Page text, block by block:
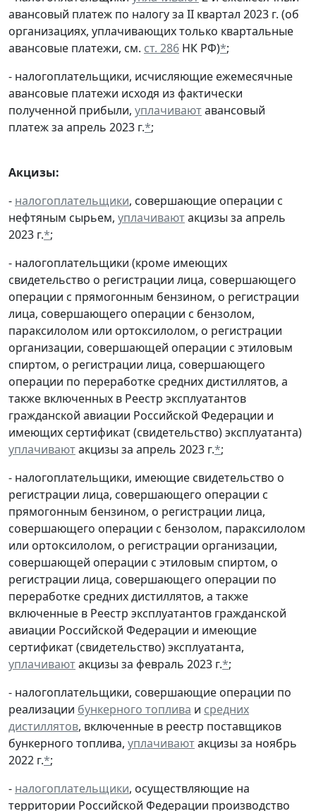
авансовый платеж по налогу за II квартал 2023 г. (об
организациях, уплачивающих только квартальные
авансовые платежи, см. ст. 286 НК РФ)*;
- налогоплательщики, исчисляющие ежемесячные
авансовые платежи исходя из фактически
полученной прибыли, уплачиваютавансовый
платеж за апрель 2023 г.*;
Акцизы:
- налогоплательщики, совершающие операции с
нефтяным сырьем, уплачиваютакцизы за апрель
2023 г.*;
- налогоплательщики (кроме имеющих
свидетельство о регистрации лица, совершающего
операции с прямогонным бензином, о регистрации
лица, совершающего операции с бензолом,
параксилолом или ортоксилолом, о регистрации
организации, совершающей операции с этиловым
спиртом, о регистрации лица, совершающего
операции по переработке средних дистиллятов, а
также включенных в Реестр эксплуатантов
гражданской авиации Российской Федерации и
имеющих сертификат (свидетельство) эксплуатанта)
уплачиваютакцизы за апрель 2023 г.*;
- налогоплательщики, имеющие свидетельство о
регистрации лица, совершающего операции с
прямогонным бензином, о регистрации лица,
совершающего операции с бензолом, параксилолом
или ортоксилолом, о регистрации организации,
совершающей операции с этиловым спиртом, о
регистрации лица, совершающего операции по
переработке средних дистиллятов, а также
включенные в Реестр эксплуатантов гражданской
авиации Российской Федерации и имеющие
сертификат (свидетельство) эксплуатанта,
уплачиваютакцизы за февраль 2023 г.*;
- налогоплательщики, совершающие операции по
реализации бункерного топлива и средних
дистиллятов, включенные в реестр поставщиков
бункерного топлива, уплачиваютакцизы за ноябрь
2022 г.*;
- налогоплательщики, осуществляющие на
территории Российской Федерации производство